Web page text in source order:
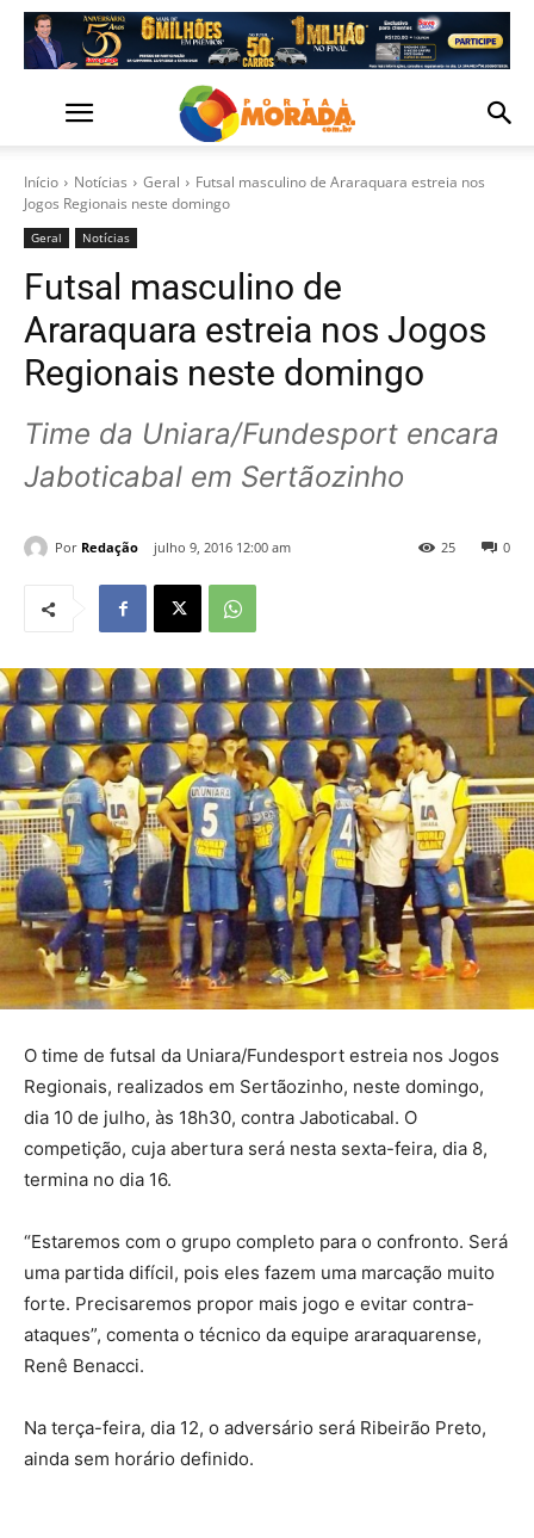
Início Notícias Geral
Futsal masculino de Araraquara estreia nos
Jogos Regionais neste domingo
Geral Notícias
Futsal masculino de
Araraquara estreia nos Jogos
Regionais neste domingo
Time da Uniara/Fundesport encara
Jaboticabal em Sertãozinho
Por Redação julho 9, 2016 12:00 am 0
25
O time de futsal da Uniara/Fundesport estreia nos Jogos
Regionais, realizados em Sertãozinho, neste domingo,
dia 10 de julho, às 18h30, contra Jaboticabal. O
competição, cuja abertura será nesta sexta-feira, dia 8,
termina no dia 16.
“Estaremos com o grupo completo para o confronto. Será
uma partida difícil, pois eles fazem uma marcação muito
forte. Precisaremos propor mais jogo e evitar contra-
ataques”, comenta o técnico da equipe araraquarense,
Renê Benacci.
Na terça-feira, dia 12, o adversário será Ribeirão Preto,
ainda sem horário definido.